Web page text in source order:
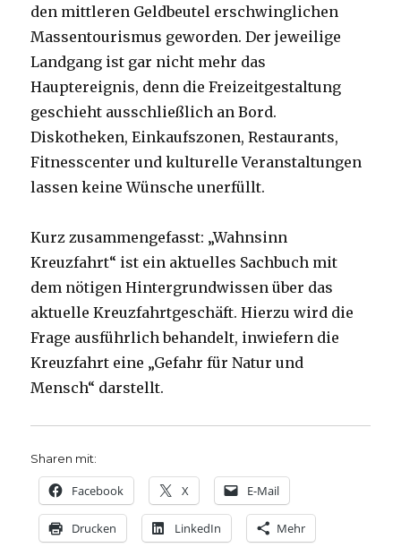
den mittleren Geldbeutel erschwinglichen
Massentourismus geworden. Der jeweilige
Landgang ist gar nicht mehr das
Hauptereignis, denn die Freizeitgestaltung
geschieht ausschließlich an Bord.
Diskotheken, Einkaufszonen, Restaurants,
Fitnesscenter und kulturelle Veranstaltungen
lassen keine Wünsche unerfüllt.
Kurz zusammengefasst: „Wahnsinn
Kreuzfahrt“ ist ein aktuelles Sachbuch mit
dem nötigen Hintergrundwissen über das
aktuelle Kreuzfahrtgeschäft. Hierzu wird die
Frage ausführlich behandelt, inwiefern die
Kreuzfahrt eine „Gefahr für Natur und
Mensch“ darstellt.
Sharen mit:
Facebook X E-Mail
Drucken LinkedIn Mehr